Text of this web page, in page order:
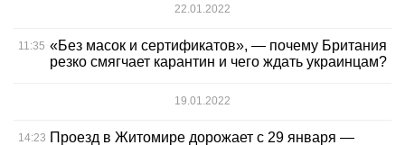
22.01.2022
11:35 «Без масок и сертификатов», — почему Британия
резко смягчает карантин и чего ждать украинцам?
19.01.2022
14:23 Проезд в Житомире дорожает с 29 января —